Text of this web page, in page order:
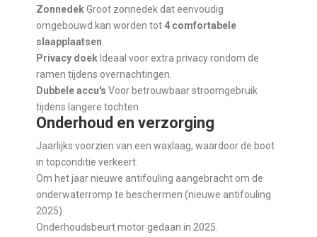
ZonnedekGroot zonnedek dat eenvoudig
omgebouwd kan worden tot 4 comfortabele
slaapplaatsen
Privacy doek Ideaal voor extra privacy rondom de
ramen tijdens overnachtingen.
Dubbele accu's Voor betrouwbaar stroomgebruik
tijdens langere tochten.
Onderhoud en verzorging
Jaarlijks voorzien van een waxlaag, waardoor de boot
in topconditie verkeert.
Om het jaar nieuwe antifouling aangebracht om de
onderwaterromp te beschermen (nieuwe antifouling
2025)
Onderhoudsbeurt motor gedaan in 2025.